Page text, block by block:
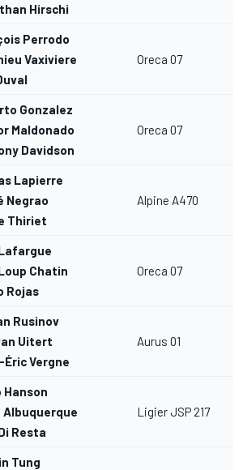
Hirschi
Perrodo
Vaxiviere
Oreca 07
Gonzalez
Maldonado
Davidson
Oreca 07
Lapierre
Negrao
Thiriet
Alpine A470
Chatin
Rojas
Oreca 07
Rusinov
Uitert
Vergne
Aurus 01
Hanson
Albuquerque
Resta
Ligier JSP 217
Tung